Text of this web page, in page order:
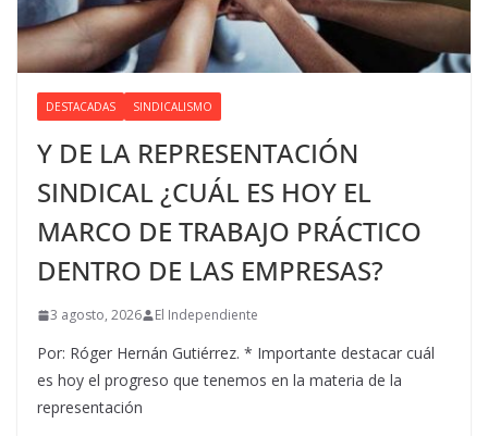
DESTACADAS SINDICALISMO
Y DE LA REPRESENTACIÓN
SINDICAL ¿CUÁL ES HOY EL
MARCO DE TRABAJO PRÁCTICO
DENTRO DE LAS EMPRESAS?
3 agosto, 2026 El Independiente
Por: Róger Hernán Gutiérrez. * Importante destacar cuál
es hoy el progreso que tenemos en la materia de la
representación